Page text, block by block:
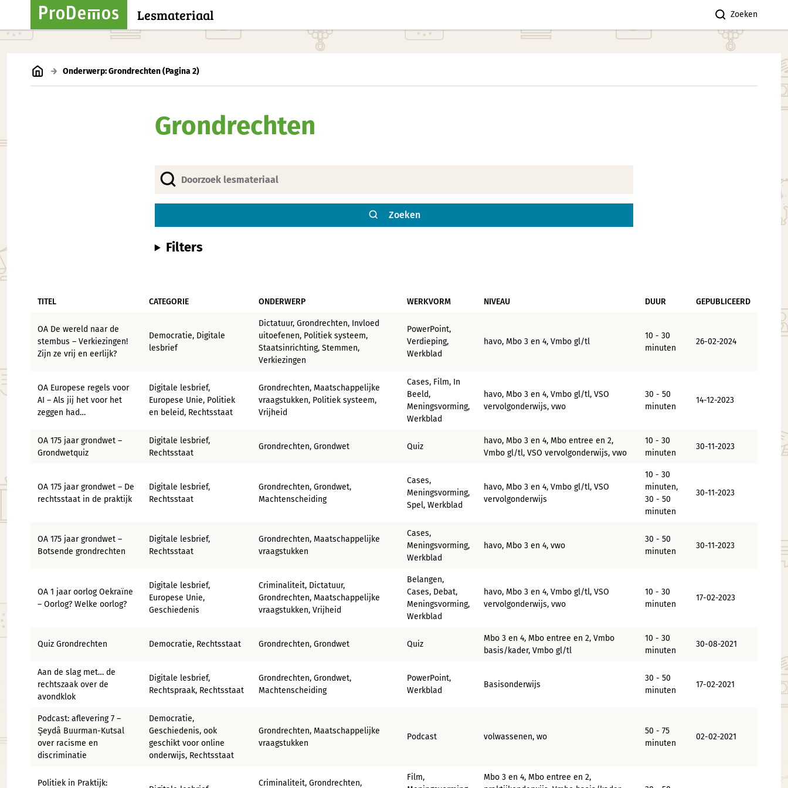
Lesmateriaal Zoeken
Onderwerp: Grondrechten(Pagina 2)
Grondrechten
Zoeken
Filters
TITEL CATEGORIE ONDERWERP WERKVORM NIVEAU DUUR GEPUBLICEERD
OA De wereld naar de
stembus – Verkiezingen!
Zijn ze vrij en eerlijk?
Democratie, Digitale
lesbrief
Dictatuur, Grondrechten, Invloed
uitoefenen, Politiek systeem,
Staatsinrichting, Stemmen,
Verkiezingen
PowerPoint,
Verdieping,
Werkblad
havo, Mbo 3 en 4, Vmbo gl/tl
10 - 30
minuten
26-02-2024
OA Europese regels voor
AI – Als jij het voor het
zeggen had…
Digitale lesbrief,
Europese Unie, Politiek
en beleid, Rechtsstaat
Grondrechten, Maatschappelijke
vraagstukken, Politiek systeem,
Vrijheid
Cases, Film, In
Beeld,
Meningsvorming,
Werkblad
havo, Mbo 3 en 4, Vmbo gl/tl, VSO
vervolgonderwijs, vwo
30 - 50
minuten
14-12-2023
OA 175 jaar grondwet –
Grondwetquiz
Digitale lesbrief,
Rechtsstaat
Grondrechten, Grondwet Quiz
havo, Mbo 3 en 4, Mbo entree en 2,
Vmbo gl/tl, VSO vervolgonderwijs, vwo
10 - 30
minuten
30-11-2023
OA 175 jaar grondwet – De
rechtsstaat in de praktijk
Digitale lesbrief,
Rechtsstaat
Grondrechten, Grondwet,
Machtenscheiding
Cases,
Meningsvorming,
Spel, Werkblad
havo, Mbo 3 en 4, Vmbo gl/tl, VSO
vervolgonderwijs
10 - 30
minuten,
30 - 50
minuten
30-11-2023
OA 175 jaar grondwet –
Botsende grondrechten
Digitale lesbrief,
Rechtsstaat
Grondrechten, Maatschappelijke
vraagstukken
Cases,
Meningsvorming,
Werkblad
havo, Mbo 3 en 4, vwo
30 - 50
minuten
30-11-2023
OA 1 jaar oorlog Oekraïne
– Oorlog? Welke oorlog?
Digitale lesbrief,
Europese Unie,
Geschiedenis
Criminaliteit, Dictatuur,
Grondrechten, Maatschappelijke
vraagstukken, Vrijheid
Belangen,
Cases, Debat,
Meningsvorming,
Werkblad
havo, Mbo 3 en 4, Vmbo gl/tl, VSO
vervolgonderwijs, vwo
10 - 30
minuten
17-02-2023
Quiz Grondrechten Democratie, Rechtsstaat Grondrechten, Grondwet Quiz
Mbo 3 en 4, Mbo entree en 2, Vmbo
basis/kader, Vmbo gl/tl
10 - 30
minuten
30-08-2021
Aan de slag met… de
rechtszaak over de
avondklok
Digitale lesbrief,
Rechtspraak, Rechtsstaat
Grondrechten, Grondwet,
Machtenscheiding
PowerPoint,
Werkblad
Basisonderwijs
30 - 50
minuten
17-02-2021
Podcast: aflevering 7 –
Şeydâ Buurman-Kutsal
over racisme en
discriminatie
Democratie,
Geschiedenis, ook
geschikt voor online
onderwijs, Rechtsstaat
Grondrechten, Maatschappelijke
vraagstukken
Podcast volwassenen, wo
50 - 75
minuten
02-02-2021
Politiek in Praktijk: Criminaliteit, Grondrechten,
Film,
Mbo 3 en 4, Mbo entree en 2,